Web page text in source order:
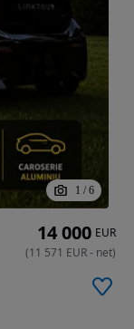
1 / 6
14 000 EUR
(11 571 EUR- net)